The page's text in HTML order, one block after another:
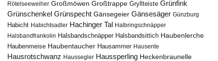
Rötelseeweiher Großmöwen Großtrappe Gryllteiste Grünfink
Grünschenkel Grünspecht Gänsegeier Gänsesäger Günzburg
Habicht Habichtsadler Hachinger Tal Halbringschnäpper
Halsbandfrankolin Halsbandschnäpper Halsbandsittich Haubenlerche
Haubenmeise Haubentaucher Hausammer Hausente
Hausrotschwanz Haussegler Haussperling Heckenbraunelle